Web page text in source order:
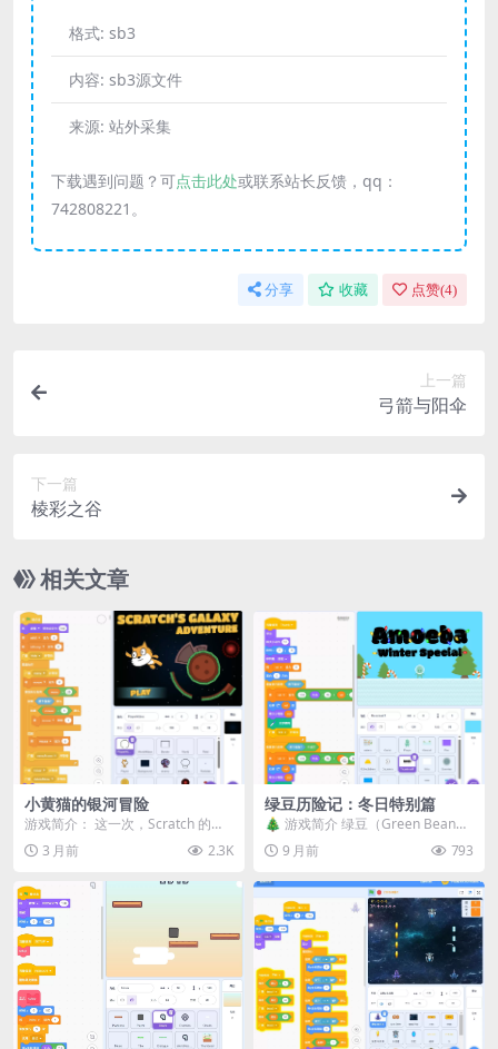
格式: sb3
内容: sb3源文件
来源: 站外采集
下载遇到问题？可点击此处或联系站长反馈，qq：
742808221。
分享 收藏 点赞(4)
上一篇
弓箭与阳伞
下一篇
棱彩之谷
相关文章
小黄猫的银河冒险
游戏简介： 这一次，Scratch 的冒
险将他一路带到了外太空。点击绿
旗开始旅程...
3 月前 2.3K
绿豆历险记：冬日特别篇
🎄 游戏简介 绿豆（Green Bean）
和他的伙伴们正准备欢庆节日，然
而灾难再...
9 月前 793